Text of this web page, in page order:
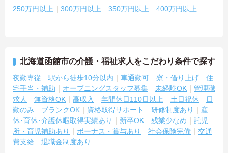
250万円以上 300万円以上 350万円以上 400万円以上
北海道函館市の介護・福祉求人をこだわり条件で探す
夜勤専従 駅から徒歩10分以内 車通勤可 寮・借り上げ
住
宅手当・補助
オープニングスタッフ募集 未経験OK
管理職
求人
無資格OK 高収入 年間休日110日以上 土日祝休
日
勤のみ
ブランクOK 資格取得サポート 研修制度あり
産
休･育休･介護休暇取得実績あり
新卒OK 残業少なめ
託児
所・育児補助あり
ボーナス・賞与あり 社会保険完備
交通
費支給
退職金制度あり